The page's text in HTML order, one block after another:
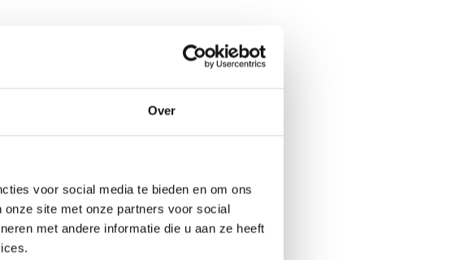
Over
voor social media te bieden en om ons
site met onze partners voor social
met andere informatie die u aan ze heeft